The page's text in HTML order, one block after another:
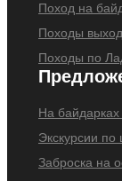
Поход на
Походы
Походы по
На
Экскурсии
Заброска на